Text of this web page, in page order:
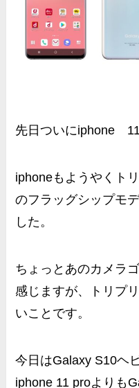
先日ついにiphone
iphoneもようやくト
のフラッグシップモ
した。
ちょっとあのカメラ
感じますが、トリプ
いことです。
今日はGalaxy S10ヘ
iphone 11 proよりも